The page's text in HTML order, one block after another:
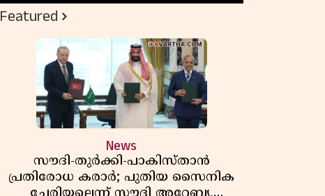
Featured
News
സൗദി-തുർക്കി-പാകിസ്താൻ
പ്രതിരോധ കരാർ; പുതിയ സൈനിക